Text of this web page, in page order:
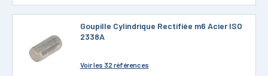
Goupille Cylindrique Rectifiée m6 Acier ISO
2338A
Voirles 32 références